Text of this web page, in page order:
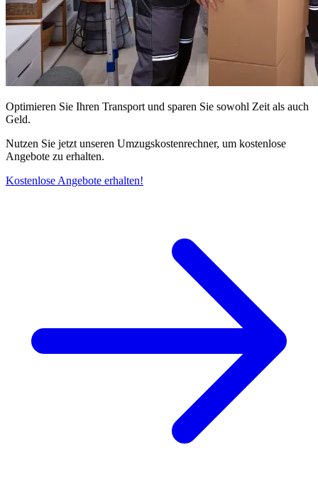
Optimieren Sie Ihren Transport und sparen Sie sowohl Zeit als auch
Geld.
Nutzen Sie jetzt unseren Umzugskostenrechner, um kostenlose
Angebote zu erhalten.
Kostenlose Angebote erhalten!